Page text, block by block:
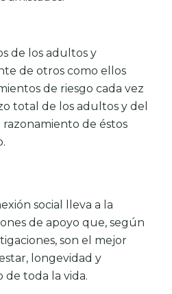
de los adultos y
de otros como ellos
de riesgo cada vez
total de los adultos y del
de éstos
social lleva a la
de apoyo que, según
son el mejor
longevidad y
de toda la vida.